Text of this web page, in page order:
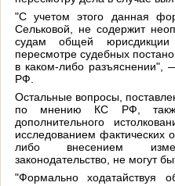
"С учетом этого данная
Сельковой, не содержит
судам общей юрисдикции
пересмотре судебных
в каком-либо разъяснении",
РФ.
Остальные вопросы,
по мнению КС РФ,
дополнительного
исследованием фактических
либо внесением
законодательство, не могут
"Формально ходатайствуя